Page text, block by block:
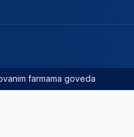
farmama goveda